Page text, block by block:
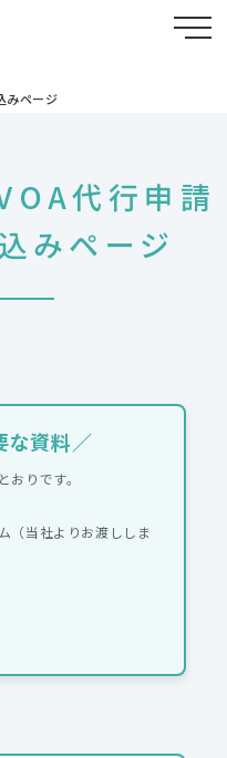
みページ
代行申請
みページ
な資料／
りです。
（当社よりお渡ししま